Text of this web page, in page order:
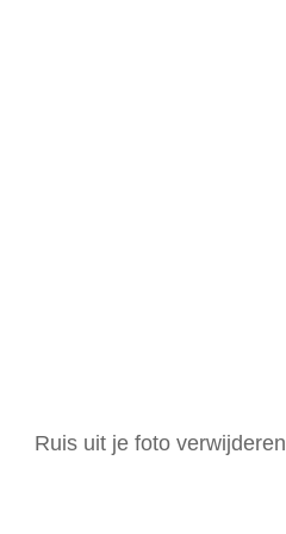
Ruis uit je foto verwijderen